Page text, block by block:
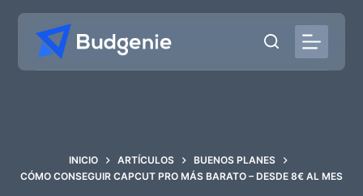
contenido
INICIO ARTÍCULOS
BUENOS PLANES
CÓMO CONSEGUIR CAPCUT PRO MÁS BARATO – DESDE 8€ AL MES